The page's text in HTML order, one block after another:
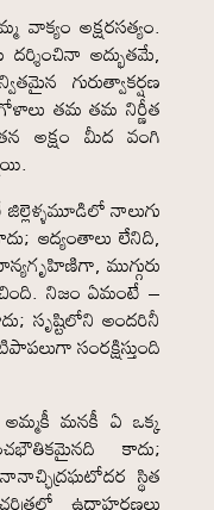
వాక్యం అక్షరసత్యం.
దర్శించినా అద్భుతమే,
గురుత్వాకర్షణ
తమ తమ నిర్ణీత
అక్షం మీద వంగి
నాలుగు
ఆద్యంతాలు లేనిది,
ముగ్గురు
నిజం ఏమంటే –
సృష్టిలోని అందరినీ
సంరక్షిస్తుంది
మనకీ ఏ ఒక్క
కాదు;
స్థిత